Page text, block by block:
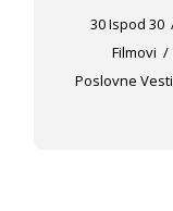
30 Ispod 30
Filmovi
Poslovne Vesti